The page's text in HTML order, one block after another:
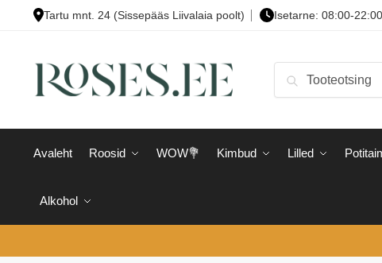
Tartu mnt. 24 (Sissepääs Liivalaia poolt) Isetarne: 08:00-22:00
Otsi
Avaleht Roosid WOW💐 Kimbud Lilled
Alkohol